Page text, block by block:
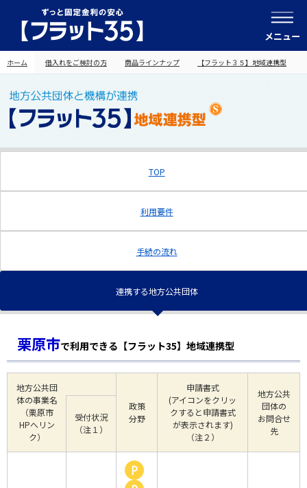
メニュー
ホーム 借入れをご検討の方 商品ラインナップ 【フラット３５】地域連携型
TOP
利用要件
手続の流れ
連携する地方公共団体
栗原市で利用できる【フラット35】地域連携型
地方公共団
体の事業名
（栗原市
HPへリン
ク）
政策
分野
申請書式
(アイコンをクリッ
クすると申請書式
が表示されます)
（注２）
地方公共
団体の
お問合せ
先
受付状況
（注１）